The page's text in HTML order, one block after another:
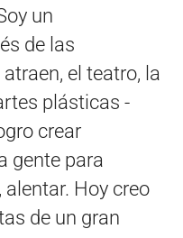
un
de las
el teatro, la
plásticas -
crear
gente para
Hoy creo
de un gran